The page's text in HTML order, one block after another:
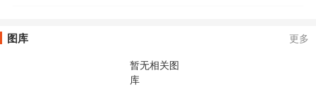
图库
更多
暂无相关图
库